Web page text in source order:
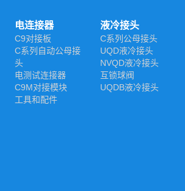
电连接器
C9对接板
C系列自动公母接
头
电测试连接器
C9M对接模块
工具和配件
液冷接头
C系列公母接头
UQD液冷接头
NVQD液冷接头
互锁球阀
UQDB液冷接头